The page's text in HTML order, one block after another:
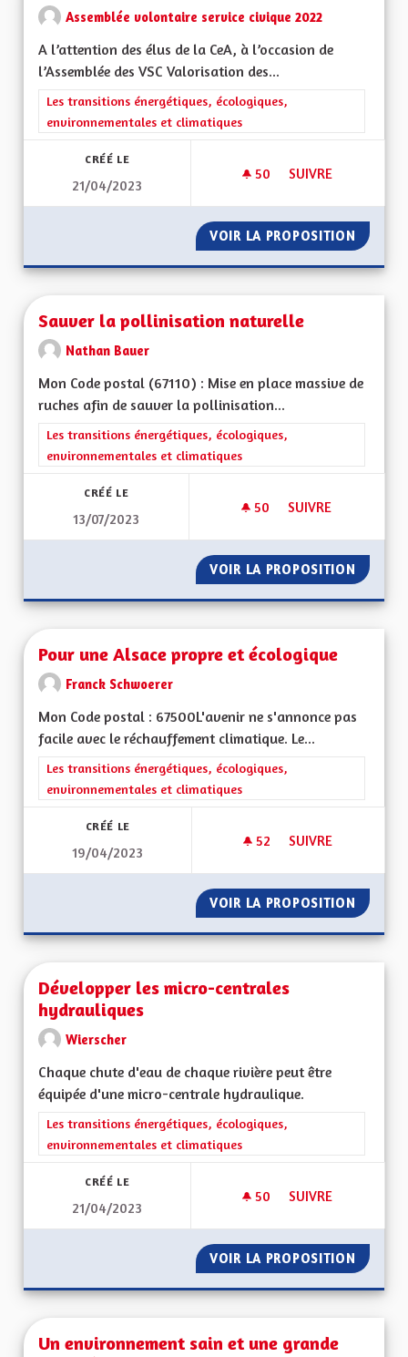
Assemblée volontaire service civique 2022
A l’attention des élus de la CeA, à l’occasion de
l’Assemblée des VSC Valorisation des...
Filtrer les résultats de la catégorie : Les transitions
Les transitions énergétiques, écologiques,
environnementales et climatiques
CRÉÉ LE
21/04/2023
50 50 ABONNÉS
SUIVRE
VOIR LA PROPOSITION
Sauver la pollinisation naturelle
Nathan Bauer
Mon Code postal (67110) : Mise en place massive de
ruches afin de sauver la pollinisation...
Filtrer les résultats de la catégorie : Les transitions
Les transitions énergétiques, écologiques,
environnementales et climatiques
CRÉÉ LE
13/07/2023
50 50 ABONNÉS
SUIVRE
VOIR LA PROPOSITION
Pour une Alsace propre et écologique
Franck Schwoerer
Mon Code postal : 67500L'avenir ne s'annonce pas
facile avec le réchauffement climatique. Le...
Filtrer les résultats de la catégorie : Les transitions
Les transitions énergétiques, écologiques,
environnementales et climatiques
CRÉÉ LE
19/04/2023
52 52 ABONNÉS
SUIVRE
VOIR LA PROPOSITION POUR
Développer les micro-centrales
hydrauliques
Wierscher
Chaque chute d'eau de chaque rivière peut être
équipée d'une micro-centrale hydraulique.
Filtrer les résultats de la catégorie : Les transitions
Les transitions énergétiques, écologiques,
environnementales et climatiques
CRÉÉ LE
21/04/2023
50 50 ABONNÉS
SUIVRE
VOIR LA PROPOSITION
Un environnement sain et une grande